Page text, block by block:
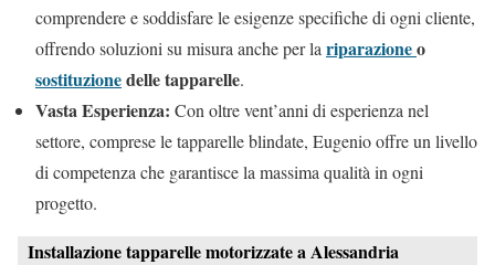
comprendere e soddisfare le esigenze specifiche di ogni cliente,
offrendo soluzioni su misura anche per la riparazioneo
sostituzionedelle tapparelle.
Vasta Esperienza: Con oltre vent’anni di esperienza nel
settore, comprese le tapparelle blindate, Eugenio offre un livello
di competenza che garantisce la massima qualità in ogni
progetto.
Installazione tapparelle motorizzate a Alessandria